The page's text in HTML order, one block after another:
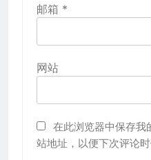
邮箱 *
网站
在此浏览器中保存我
站地址，以便下次评论时